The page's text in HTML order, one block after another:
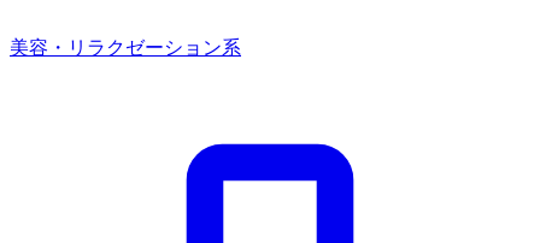
美容・リラクゼーション系